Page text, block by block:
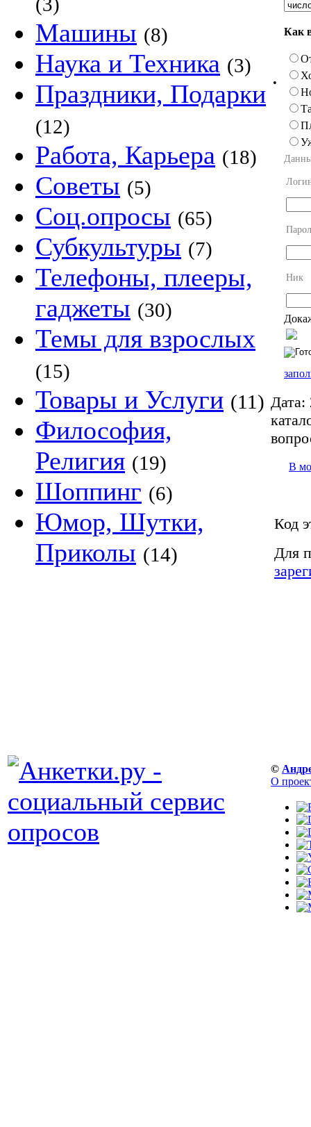
Машины (8)
Наука и Техника (3)
Праздники, Подарки
(12)
Работа, Карьера (18)
Советы (5)
Соц.опросы (65)
Субкультуры (7)
Телефоны, плееры,
гаджеты (30)
Темы для взрослых
(15)
Товары и Услуги (11)
Философия,
Религия (19)
Шоппинг (6)
Юмор, Шутки,
Приколы (14)
•
Как
Ник
Дата:
В
Код
Для
©
О